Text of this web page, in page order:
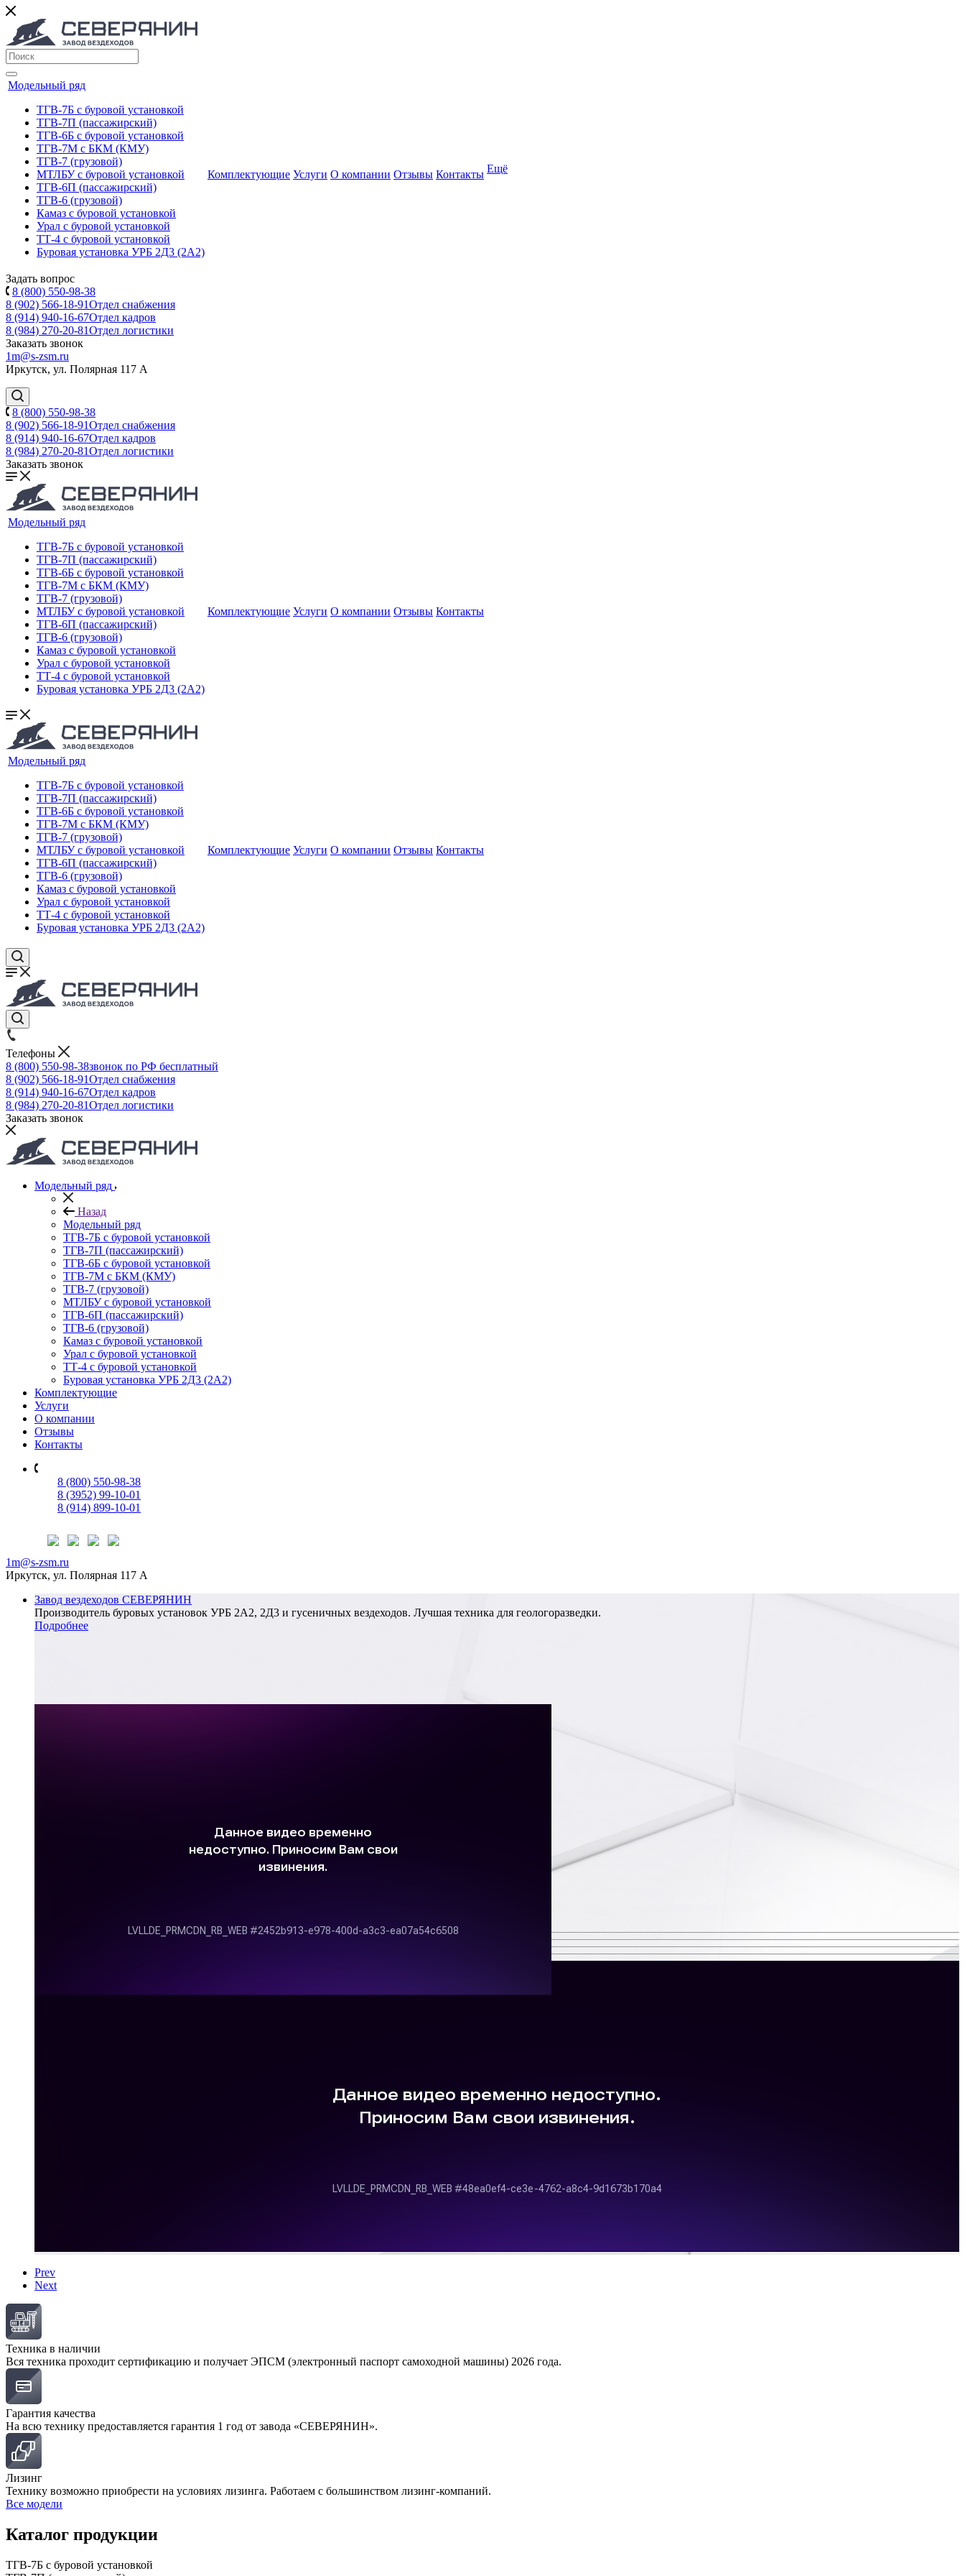
Модельный ряд
ТГВ-7Б с буровой установкой
ТГВ-7П (пассажирский)
ТГВ-6Б с буровой установкой
ТГВ-7M с БКМ (КМУ)
ТГВ-7 (грузовой)
МТЛБУ с буровой установкой
ТГВ-6П (пассажирский)
ТГВ-6 (грузовой)
Камаз с буровой установкой
Урал с буровой установкой
ТТ-4 c буровой установкой
Буровая установка УРБ 2Д3 (2А2)
Комплектующие Услуги О компании Отзывы Контакты Ещё
Задать вопрос
8 (800) 550-98-38
8 (902) 566-18-91Отдел снабжения
8 (914) 940-16-67Отдел кадров
8 (984) 270-20-81Отдел логистики
Заказать звонок
1m@s-zsm.ru
Иркутск, ул. Полярная 117 А
8 (800) 550-98-38
8 (902) 566-18-91Отдел снабжения
8 (914) 940-16-67Отдел кадров
8 (984) 270-20-81Отдел логистики
Заказать звонок
Модельный ряд
ТГВ-7Б с буровой установкой
ТГВ-7П (пассажирский)
ТГВ-6Б с буровой установкой
ТГВ-7M с БКМ (КМУ)
ТГВ-7 (грузовой)
МТЛБУ с буровой установкой
ТГВ-6П (пассажирский)
ТГВ-6 (грузовой)
Камаз с буровой установкой
Урал с буровой установкой
ТТ-4 c буровой установкой
Буровая установка УРБ 2Д3 (2А2)
Комплектующие Услуги О компании Отзывы Контакты
Модельный ряд
ТГВ-7Б с буровой установкой
ТГВ-7П (пассажирский)
ТГВ-6Б с буровой установкой
ТГВ-7M с БКМ (КМУ)
ТГВ-7 (грузовой)
МТЛБУ с буровой установкой
ТГВ-6П (пассажирский)
ТГВ-6 (грузовой)
Камаз с буровой установкой
Урал с буровой установкой
ТТ-4 c буровой установкой
Буровая установка УРБ 2Д3 (2А2)
Комплектующие Услуги О компании Отзывы Контакты
Телефоны
8 (800) 550-98-38звонок по РФ бесплатный
8 (902) 566-18-91Отдел снабжения
8 (914) 940-16-67Отдел кадров
8 (984) 270-20-81Отдел логистики
Заказать звонок
Модельный ряд
Назад
Модельный ряд
ТГВ-7Б с буровой установкой
ТГВ-7П (пассажирский)
ТГВ-6Б с буровой установкой
ТГВ-7M с БКМ (КМУ)
ТГВ-7 (грузовой)
МТЛБУ с буровой установкой
ТГВ-6П (пассажирский)
ТГВ-6 (грузовой)
Камаз с буровой установкой
Урал с буровой установкой
ТТ-4 c буровой установкой
Буровая установка УРБ 2Д3 (2А2)
Комплектующие
Услуги
О компании
Отзывы
Контакты
8 (800) 550-98-38
8 (3952) 99-10-01
8 (914) 899-10-01
1m@s-zsm.ru
Иркутск, ул. Полярная 117 А
Завод вездеходов СЕВЕРЯНИН
Производитель буровых установок УРБ 2А2, 2Д3 и гусеничных вездеходов. Лучшая техника для геологоразведки.
Подробнее
Prev
Next
Техника в наличии
Вся техника проходит сертификацию и получает ЭПСМ (электронный паспорт самоходной машины) 2026 года.
Гарантия качества
На всю технику предоставляется гарантия 1 год от завода «СЕВЕРЯНИН».
Лизинг
Технику возможно приобрести на условиях лизинга. Работаем с большинством лизинг-компаний.
Все модели
Каталог продукции
ТГВ-7Б с буровой установкой